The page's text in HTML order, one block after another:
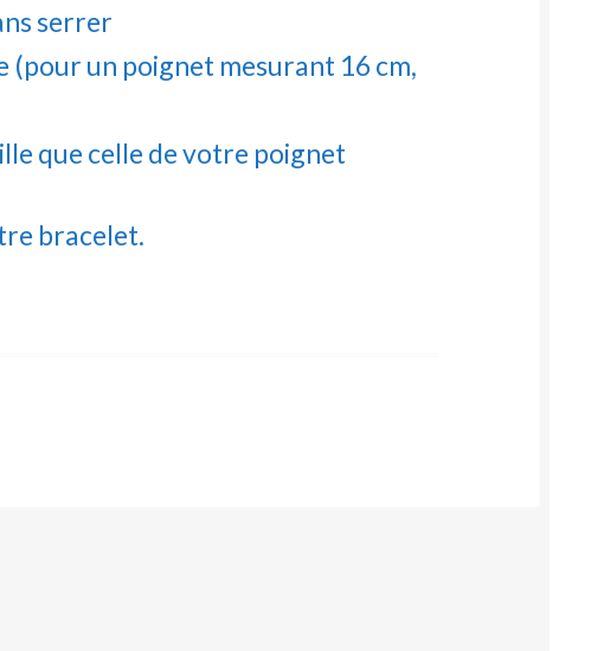
serrer
(pour un poignet mesurant 16 cm,
que celle de votre poignet
bracelet.